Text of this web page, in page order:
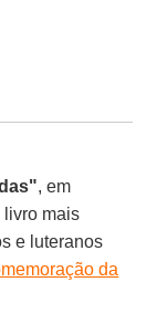
, em
livro mais
e luteranos
da